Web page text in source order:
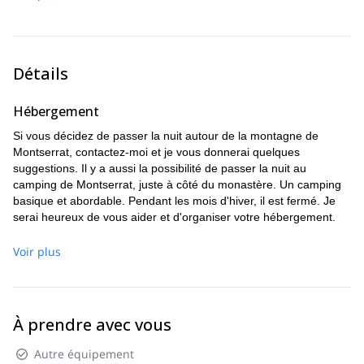
que vous vous habituiez à la roche ou si vous préférez
Si nous avons le temps et que vous en avez envie, nous
Selon l'itinéraire, nous devrons faire du rappel. Les rappels
petit test avant de vous engager dans l'ascension.
Je serai heureux d'adapter le programme si vous avez des
suggestions.
Détails
Hébergement
Si vous décidez de passer la nuit autour de la montagne de
Montserrat, contactez-moi et je vous donnerai quelques
suggestions. Il y a aussi la possibilité de passer la nuit au
camping de Montserrat, juste à côté du monastère. Un camping
basique et abordable. Pendant les mois d'hiver, il est fermé. Je
serai heureux de vous aider et d'organiser votre hébergement.
Plus d'informations
recommande d'apporter votre propre beaudrier et vos
être organisés moyennant des frais supplémentaires, en fonction
être conçu sur mesure pour vous. Portez des vêtements de sport
Voir plus
À prendre avec vous
Autre équipement